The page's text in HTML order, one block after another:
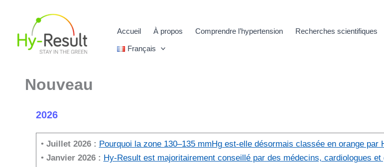
contenu
Accueil À propos Comprendre l’hypertension Recherches scientifiques
Français
Nouveau
2026
• Juillet 2026 : Pourquoi la zone 130–135 mmHg est-elle désormais classée en orange par
• Janvier 2026 : Hy-Result est majoritairement conseillé par des médecins, cardiologues et